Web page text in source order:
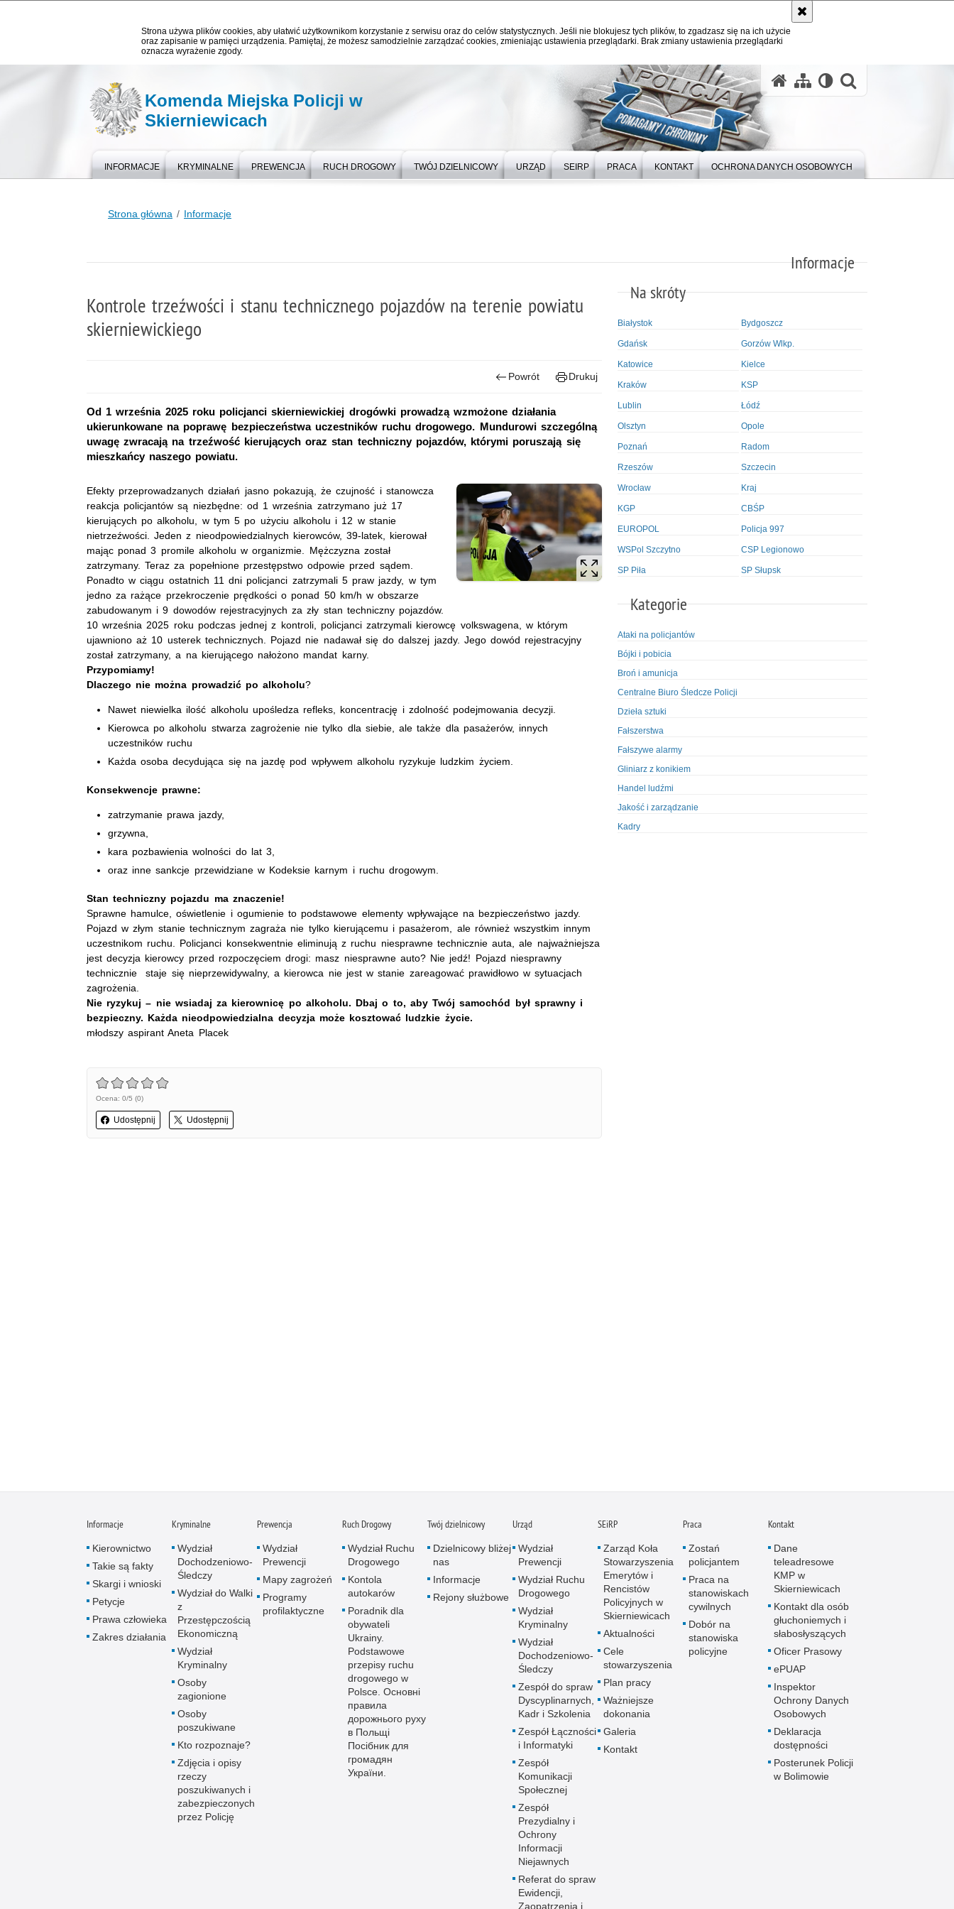
Strona używa plików cookies, aby ułatwić użytkownikom korzystanie z serwisu oraz do celów statystycznych. Jeśli nie blokujesz tych plików, to zgadzasz się na ich użycie
oraz zapisanie w pamięci urządzenia. Pamiętaj, że możesz samodzielnie zarządzać cookies, zmieniając ustawienia przeglądarki. Brak zmiany ustawienia przeglądarki
oznacza wyrażenie zgody.
Komenda Miejska Policji w
Skierniewicach
INFORMACJE KRYMINALNE PREWENCJA RUCH DROGOWY TWÓJ DZIELNICOWY URZĄD SEIRP PRACA KONTAKT OCHRONA DANYCH OSOBOWYCH
Strona główna Informacje
Informacje
Na skróty
Białystok Bydgoszcz
Gdańsk Gorzów Wlkp.
Katowice Kielce
Kraków KSP
Lublin Łódź
Olsztyn Opole
Poznań Radom
Rzeszów Szczecin
Wrocław Kraj
KGP CBŚP
EUROPOL Policja 997
WSPol Szczytno CSP Legionowo
SP Piła SP Słupsk
Kategorie
Ataki na policjantów
Bójki i pobicia
Broń i amunicja
Centralne Biuro Śledcze Policji
Dzieła sztuki
Fałszerstwa
Fałszywe alarmy
Gliniarz z konikiem
Handel ludźmi
Jakość i zarządzanie
Kadry
Przestępczość bankowa i kredytowa
Przestępczość cudzoziemców
Przestępczość farmaceutyczna
Przestępczość gospodarcza
Przestępczość internetowa
Przestępczość komputerowa
Przestępczość kryminalna
Przestępczość międzynarodowa
Przestępczość narkotykowa
Przestępczość nieletnich
Przestępczość paliwowa
Przestępczość przeciwko porządkowi publicznemu
Kontrole trzeźwości i stanu technicznego pojazdów na terenie powiatu
skierniewickiego
Powrót Drukuj
Od 1 września 2025 roku policjanci skierniewickiej drogówki prowadzą wzmożone działania
ukierunkowane na poprawę bezpieczeństwa uczestników ruchu drogowego. Mundurowi szczególną
uwagę zwracają na trzeźwość kierujących oraz stan techniczny pojazdów, którymi poruszają się
mieszkańcy naszego powiatu.
Efekty przeprowadzanych działań jasno pokazują, że czujność i stanowcza
reakcja policjantów są niezbędne: od 1 września zatrzymano już 17
kierujących po alkoholu, w tym 5 po użyciu alkoholu i 12 w stanie
nietrzeźwości. Jeden z nieodpowiedzialnych kierowców, 39-latek, kierował
mając ponad 3 promile alkoholu w organizmie. Mężczyzna został
zatrzymany. Teraz za popełnione przestępstwo odpowie przed sądem.
Ponadto w ciągu ostatnich 11 dni policjanci zatrzymali 5 praw jazdy, w tym
jedno za rażące przekroczenie prędkości o ponad 50 km/h w obszarze
zabudowanym i 9 dowodów rejestracyjnych za zły stan techniczny pojazdów.
10 września 2025 roku podczas jednej z kontroli, policjanci zatrzymali kierowcę volkswagena, w którym
ujawniono aż 10 usterek technicznych. Pojazd nie nadawał się do dalszej jazdy. Jego dowód rejestracyjny
został zatrzymany, a na kierującego nałożono mandat karny.
Przypomiamy!
Dlaczego nie można prowadzić po alkoholu?
Nawet niewielka ilość alkoholu upośledza refleks, koncentrację i zdolność podejmowania decyzji.
Kierowca po alkoholu stwarza zagrożenie nie tylko dla siebie, ale także dla pasażerów, innych
uczestników ruchu
Każda osoba decydująca się na jazdę pod wpływem alkoholu ryzykuje ludzkim życiem.
Konsekwencje prawne:
zatrzymanie prawa jazdy,
grzywna,
kara pozbawienia wolności do lat 3,
oraz inne sankcje przewidziane w Kodeksie karnym i ruchu drogowym.
Stan techniczny pojazdu ma znaczenie!
Sprawne hamulce, oświetlenie i ogumienie to podstawowe elementy wpływające na bezpieczeństwo jazdy.
Pojazd w złym stanie technicznym zagraża nie tylko kierującemu i pasażerom, ale również wszystkim innym
uczestnikom ruchu. Policjanci konsekwentnie eliminują z ruchu niesprawne technicznie auta, ale najważniejsza
jest decyzja kierowcy przed rozpoczęciem drogi: masz niesprawne auto? Nie jedź! Pojazd niesprawny
technicznie staje się nieprzewidywalny, a kierowca nie jest w stanie zareagować prawidłowo w sytuacjach
zagrożenia.
Nie ryzykuj – nie wsiadaj za kierownicę po alkoholu. Dbaj o to, aby Twój samochód był sprawny i
bezpieczny. Każda nieodpowiedzialna decyzja może kosztować ludzkie życie.
młodszy aspirant Aneta Placek
Ocena: 0/5 (0)
Udostępnij Udostępnij
Informacje
Kierownictwo
Takie są fakty
Skargi i wnioski
Petycje
Prawa człowieka
Zakres działania
Kryminalne
Wydział
Dochodzeniowo-
Śledczy
Wydział do Walki
z
Przestępczością
Ekonomiczną
Wydział
Kryminalny
Osoby
zagionione
Osoby
poszukiwane
Kto rozpoznaje?
Zdjęcia i opisy
rzeczy
poszukiwanych i
zabezpieczonych
przez Policję
Prewencja
Wydział
Prewencji
Mapy zagrożeń
Programy
profilaktyczne
Ruch Drogowy
Wydział Ruchu
Drogowego
Kontola
autokarów
Poradnik dla
obywateli
Ukrainy.
Podstawowe
przepisy ruchu
drogowego w
Polsce. Основні
правила
дорожнього руху
в Польщі
Посібник для
громадян
України.
Twój dzielnicowy
Dzielnicowy bliżej
nas
Informacje
Rejony służbowe
Urząd
Wydział
Prewencji
Wydział Ruchu
Drogowego
Wydział
Kryminalny
Wydział
Dochodzeniowo-
Śledczy
Zespół do spraw
Dyscyplinarnych,
Kadr i Szkolenia
Zespół Łączności
i Informatyki
Zespół
Komunikacji
Społecznej
Zespół
Prezydialny i
Ochrony
Informacji
Niejawnych
Referat do spraw
Ewidencji,
Zaopatrzenia i
SEiRP
Zarząd Koła
Stowarzyszenia
Emerytów i
Rencistów
Policyjnych w
Skierniewicach
Aktualności
Cele
stowarzyszenia
Plan pracy
Ważniejsze
dokonania
Galeria
Kontakt
Praca
Zostań
policjantem
Praca na
stanowiskach
cywilnych
Dobór na
stanowiska
policyjne
Kontakt
Dane
teleadresowe
KMP w
Skierniewicach
Kontakt dla osób
głuchoniemych i
słabosłyszących
Oficer Prasowy
ePUAP
Inspektor
Ochrony Danych
Osobowych
Deklaracja
dostępności
Posterunek Policji
w Bolimowie